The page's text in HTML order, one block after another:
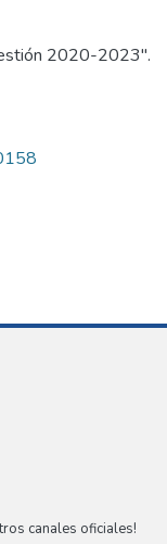
2020-2023".
canales oficiales!